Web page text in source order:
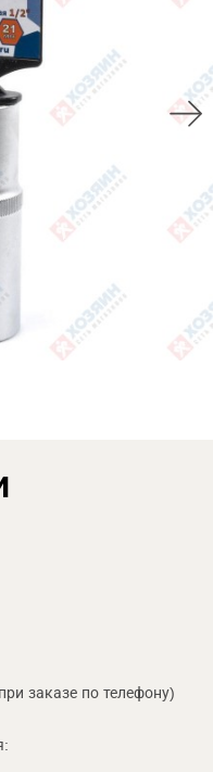
заказе по телефону)